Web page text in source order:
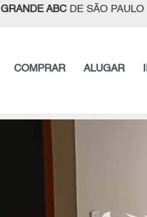
GRANDE ABCDE SÃO PAULO
COMPRAR ALUGAR